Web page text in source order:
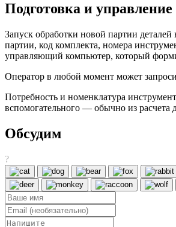
Подготовка и
Запуск обработки новой партии
партии, код комплекта, номера
управляющий компьютер, который
Оператор в любой момент может
Потребность и номенклатура
вспомогательного — обычно из расчета
Обсудим
?